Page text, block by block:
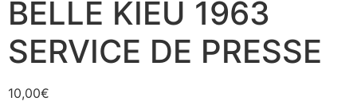
BELLE KIÊU 1963
SERVICE DE PRESSE
10,00€